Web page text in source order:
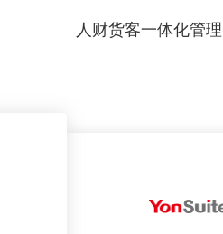
人财货客一体化管理